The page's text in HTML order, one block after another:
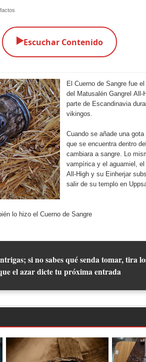
▶️Escuchar Contenido
El Cuerno de Sangre fue
de l Matusalén Gangrel All-
parte de Escandinavia
vikingos.
Cuando se añade una
que se encuentra dentro
cambiara a sangre. Lo
vampírica y el aguamiel,
All-High y su Einherjar
salir de su templo en
lo hizo el Cuerno de Sangre
si no sabes qué senda tomar, tira
el azar dicte tu próxima entrada